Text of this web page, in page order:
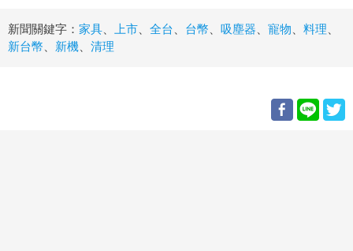
新聞關鍵字： 家具 上市 全台 台幣 吸塵器 寵物 料理
新台幣
新機 清理